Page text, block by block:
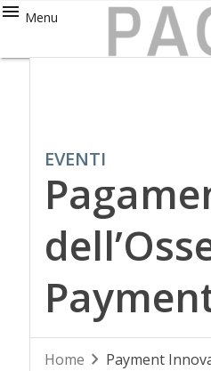
Menu
EVENTI
Home Payment